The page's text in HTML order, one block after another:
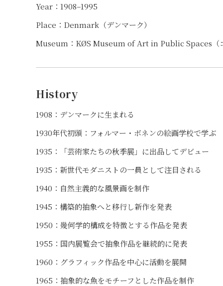
Year：1908–1995
Place：Denmark（デンマーク）
Museum：KØS Museum of Art in Public Spaces（コ
History
1908：デンマークに生まれる
1930年代初頭：フォルマー・ボネンの絵画学校で学ぶ
1935：「芸術家たちの秋季展」に出品してデビュー
1935：新世代モダニストの一員として注目される
1940：自然主義的な風景画を制作
1945：構築的抽象へと移行し新作を発表
1950：幾何学的構成を特徴とする作品を発表
1955：国内展覧会で抽象作品を継続的に発表
1960：グラフィック作品を中心に活動を展開
1965：抽象的な魚をモチーフとした作品を制作